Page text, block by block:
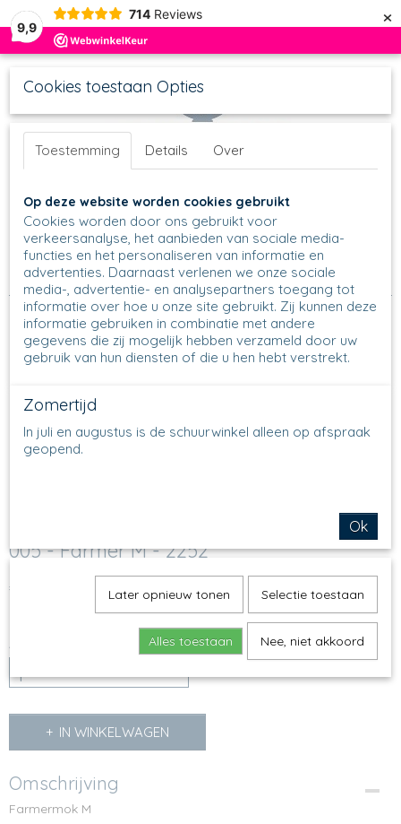
9,9
714 Reviews ×
Geen producten
Home>Mokken>Farmermokken>Farmermok M>
Farmer M - 2252
005 - Farmer M - 2252
€ 12,95 (inclusief btw 21%)
Op voorraad
Aantal
IN WINKELWAGEN
Omschrijving
Farmermok M
Cookies toestaan Opties
Toestemming Details Over
Op deze website worden cookies gebruikt
Cookies worden door ons gebruikt voor
verkeersanalyse, het aanbieden van sociale media-
functies en het personaliseren van informatie en
advertenties. Daarnaast verlenen we onze sociale
media-, advertentie- en analysepartners toegang tot
informatie over hoe u onze site gebruikt. Zij kunnen deze
informatie gebruiken in combinatie met andere
gegevens die zij mogelijk hebben verzameld door uw
gebruik van hun diensten of die u hen hebt verstrekt.
Zomertijd
In juli en augustus is de schuurwinkel alleen op afspraak
geopend.
Ok
Later opnieuw tonen Selectie toestaan
Alles toestaan Nee, niet akkoord